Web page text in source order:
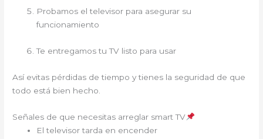
Probamos el televisor para asegurar su
funcionamiento
Te entregamos tu TV listo para usar
Así evitas pérdidas de tiempo y tienes la seguridad de que
todo está bien hecho.
Señales de que necesitas arreglar smart TV
El televisor tarda en encender